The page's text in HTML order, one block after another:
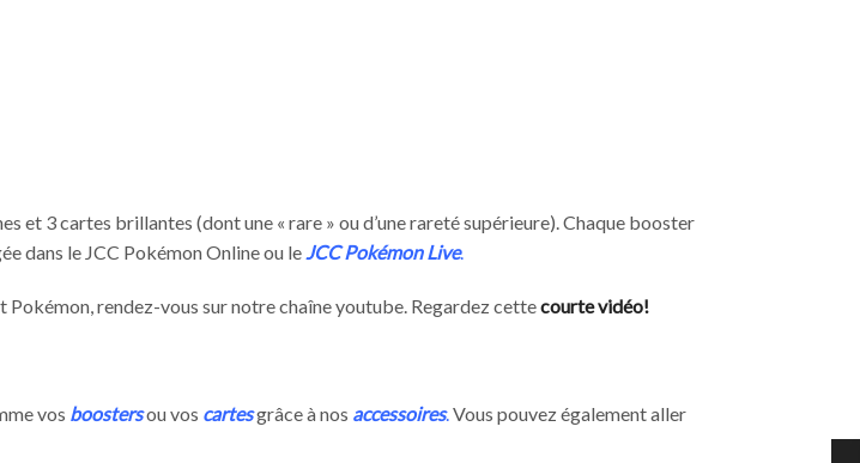
et 3 cartes brillantes (dont une « rare » ou d’une rareté supérieure). Chaque booster
dans le JCC Pokémon Online ou le JCC Pokémon Live.
Pokémon, rendez-vous sur notre chaîne youtube. Regardez cettecourte vidéo!
vos boostersou vos cartesgrâce à nos accessoires. Vous pouvez également aller